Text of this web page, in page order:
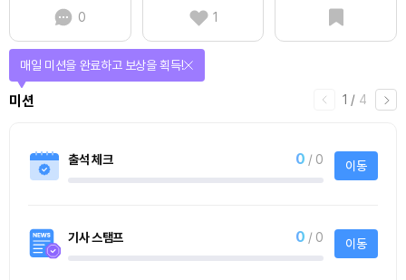
0
1
1 / 4
미션
매일 미션을 완료하고 보상을 획득!
출석 체크 0 / 0 이동
기사 스탬프 0 / 0 이동